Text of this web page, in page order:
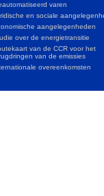
varen
en sociale
aangelegenheden
over de energietransitie
van de CCR voor het
van de emissies
overeenkomsten